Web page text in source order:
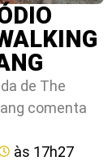
de The
comenta
às 17h27